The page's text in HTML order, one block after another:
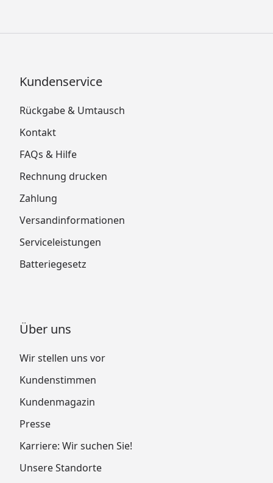
Kundenservice
Rückgabe & Umtausch
Kontakt
FAQs & Hilfe
Rechnung drucken
Zahlung
Versandinformationen
Serviceleistungen
Batteriegesetz
Über uns
Wir stellen uns vor
Kundenstimmen
Kundenmagazin
Presse
Karriere: Wir suchen Sie!
Unsere Standorte